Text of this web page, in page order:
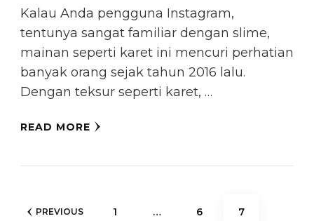
Kalau Anda pengguna Instagram,
tentunya sangat familiar dengan slime,
mainan seperti karet ini mencuri perhatian
banyak orang sejak tahun 2016 lalu.
Dengan teksur seperti karet, …
READ MORE
Posts
PREVIOUS PAGE
1 … PAGE
6 PAGE
7